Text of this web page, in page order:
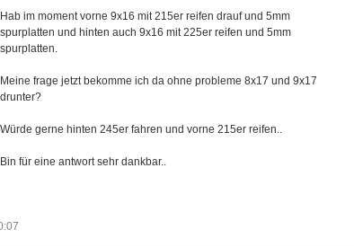
Hab im moment vorne 9x16 mit 215er reifen drauf und 5mm
spurplatten und hinten auch 9x16 mit 225er reifen und 5mm
spurplatten.
Meine frage jetzt bekomme ich da ohne probleme 8x17 und 9x17
drunter?
Würde gerne hinten 245er fahren und vorne 215er reifen..
Bin für eine antwort sehr dankbar..